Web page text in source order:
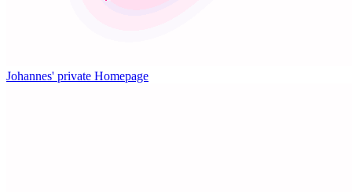
Johannes' private Homepage